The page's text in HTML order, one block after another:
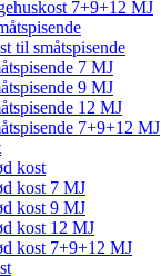
7+9+12 MJ
til småtspisende
7 MJ
9 MJ
12 MJ
7+9+12 MJ
kost
kost 7 MJ
kost 9 MJ
kost 12 MJ
kost 7+9+12 MJ